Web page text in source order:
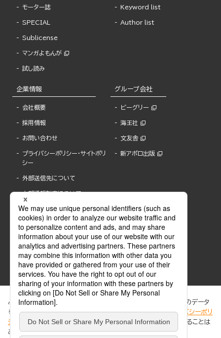
モーター誌
SPECIAL
Sublicense
マンガよもんが
試し読み
Keyword list
Author list
企業情報
会社概要
採用情報
お問い合わせ
プライバシーポリシー・サイトポリ
シー
外部送信先について
内部通報制度について
グループ会社
ビーグリー
海王社
文友舎
新アポロ出版
ABJマークは、この電子書店・電子書籍配信サービスが、著作権者からコンテンツ使用許諾を
得た正規版配信サービスであることを示す登録商標(登録番号 第6091713号)です。
ぶんか社が運営するサイトでは、利便性向上のためにCookie等のデータ
を使用しています。 当社のCookieについての詳細は、「プライバシーポリ
シー
」をご覧ください。当サイトでは、訪問者の個人情報を追跡することは
ありません。